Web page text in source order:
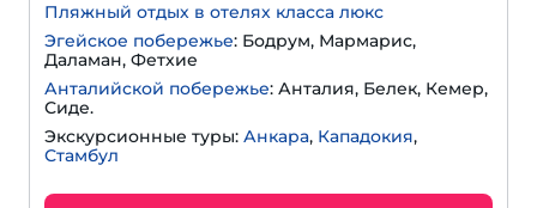
Пляжный отдых в отелях класса люкс
Эгейское побережье: Бодрум, Мармарис,
Даламан, Фетхие
Анталийской побережье: Анталия, Белек, Кемер,
Сиде.
Экскурсионные туры: Анкара, Кападокия,
Стамбул